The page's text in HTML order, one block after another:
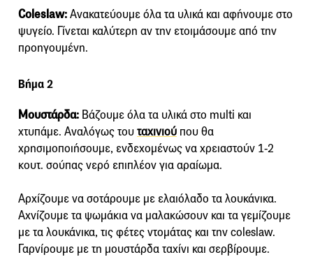
Coleslaw:Ανακατεύουμε όλα τα υλικά και αφήνουμε στο
ψυγείο. Γίνεται καλύτερη αν την ετοιμάσουμε από την
προηγουμένη.
Βήμα 2
Μουστάρδα: Βάζουμε όλα τα υλικά στο multi και
χτυπάμε. Αναλόγως του ταχινιού που θα
χρησιμοποιήσουμε, ενδεχομένως να χρειαστούν 1-2
κουτ. σούπας νερό επιπλέον για αραίωμα.
Αρχίζουμε να σοτάρουμε με ελαιόλαδο τα λουκάνικα.
Αχνίζουμε τα ψωμάκια να μαλακώσουν και τα γεμίζουμε
με τα λουκάνικα, τις φέτες ντομάτας και την coleslaw.
Γαρνίρουμε με τη μουστάρδα ταχίνι και σερβίρουμε.